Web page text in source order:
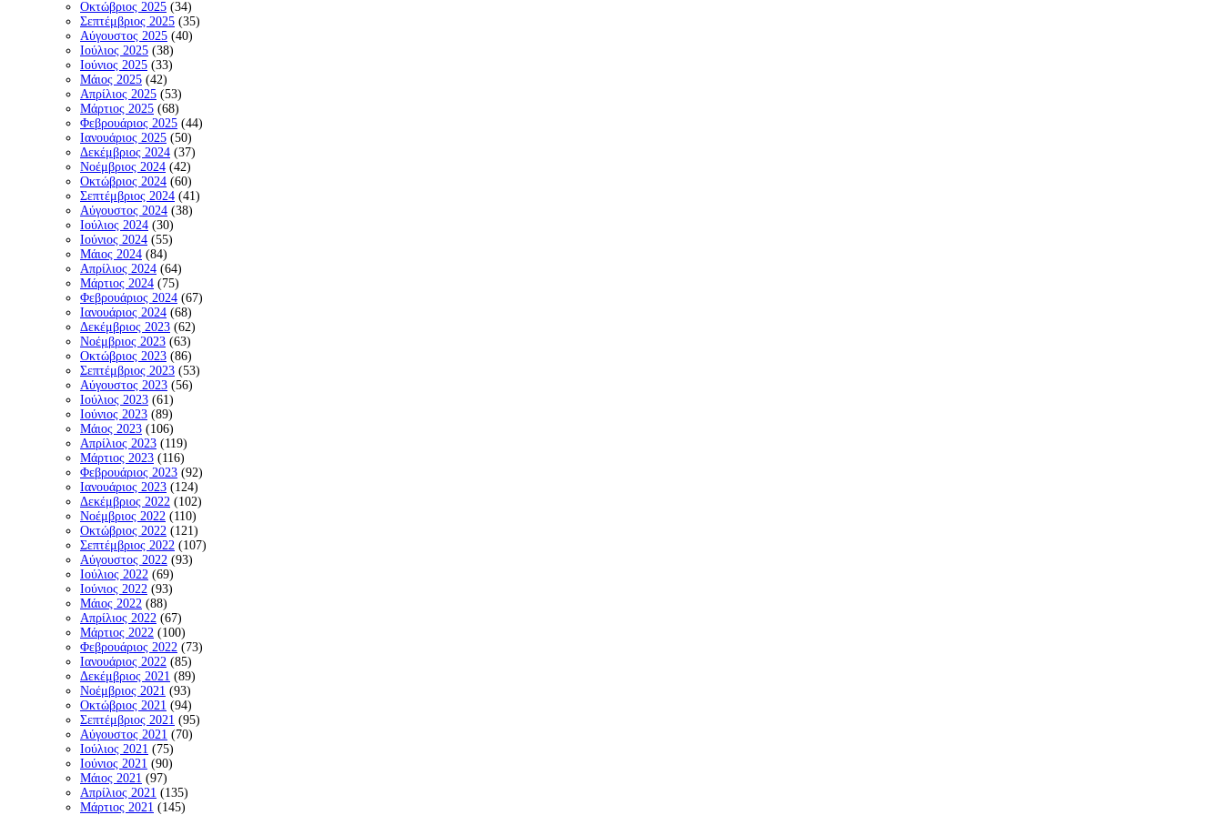
Οκτώβριος 2025 (34)
Σεπτέμβριος 2025 (35)
Αύγουστος 2025 (40)
Ιούλιος 2025 (38)
Ιούνιος 2025 (33)
Μάιος 2025 (42)
Απρίλιος 2025 (53)
Μάρτιος 2025 (68)
Φεβρουάριος 2025 (44)
Ιανουάριος 2025 (50)
Δεκέμβριος 2024 (37)
Νοέμβριος 2024 (42)
Οκτώβριος 2024 (60)
Σεπτέμβριος 2024 (41)
Αύγουστος 2024 (38)
Ιούλιος 2024 (30)
Ιούνιος 2024 (55)
Μάιος 2024 (84)
Απρίλιος 2024 (64)
Μάρτιος 2024 (75)
Φεβρουάριος 2024 (67)
Ιανουάριος 2024 (68)
Δεκέμβριος 2023 (62)
Νοέμβριος 2023 (63)
Οκτώβριος 2023 (86)
Σεπτέμβριος 2023 (53)
Αύγουστος 2023 (56)
Ιούλιος 2023 (61)
Ιούνιος 2023 (89)
Μάιος 2023 (106)
Απρίλιος 2023 (119)
Μάρτιος 2023 (116)
Φεβρουάριος 2023 (92)
Ιανουάριος 2023 (124)
Δεκέμβριος 2022 (102)
Νοέμβριος 2022 (110)
Οκτώβριος 2022 (121)
Σεπτέμβριος 2022 (107)
Αύγουστος 2022 (93)
Ιούλιος 2022 (69)
Ιούνιος 2022 (93)
Μάιος 2022 (88)
Απρίλιος 2022 (67)
Μάρτιος 2022 (100)
Φεβρουάριος 2022 (73)
Ιανουάριος 2022 (85)
Δεκέμβριος 2021 (89)
Νοέμβριος 2021 (93)
Οκτώβριος 2021 (94)
Σεπτέμβριος 2021 (95)
Αύγουστος 2021 (70)
Ιούλιος 2021 (75)
Ιούνιος 2021 (90)
Μάιος 2021 (97)
Απρίλιος 2021 (135)
Μάρτιος 2021 (145)